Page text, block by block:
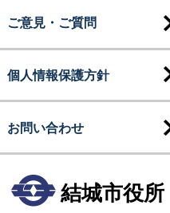
ご意見・ご質問
個人情報保護方針
お問い合わせ
結城市役所